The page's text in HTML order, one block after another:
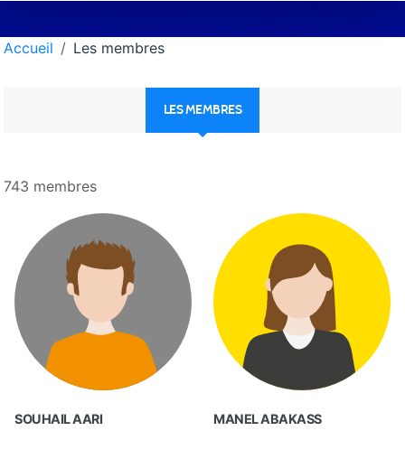
Accueil Les membres
LES MEMBRES
743 membres
SOUHAIL AARI MANEL ABAKASS